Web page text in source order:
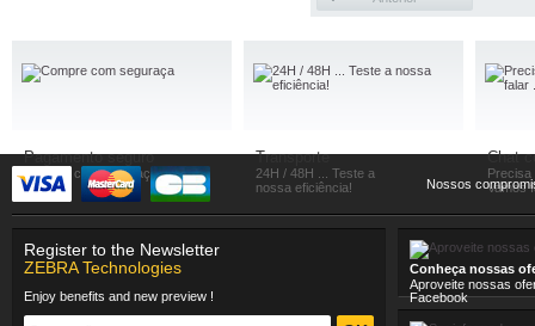
Pagamento seguro
Compre com seguraça
Transporte
24H / 48H ... Teste a
nossa eficiência!
Chat
Precisa
Vamos
Nossos
Register to the Newsletter
ZEBRA Technologies
Enjoy benefits and new preview !
Conheça nossas
Aproveite nossas
Facebook